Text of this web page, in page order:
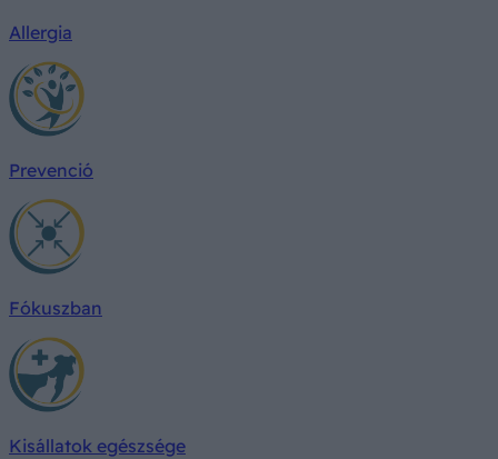
Allergia
Prevenció
Fókuszban
Kisállatok egészsége